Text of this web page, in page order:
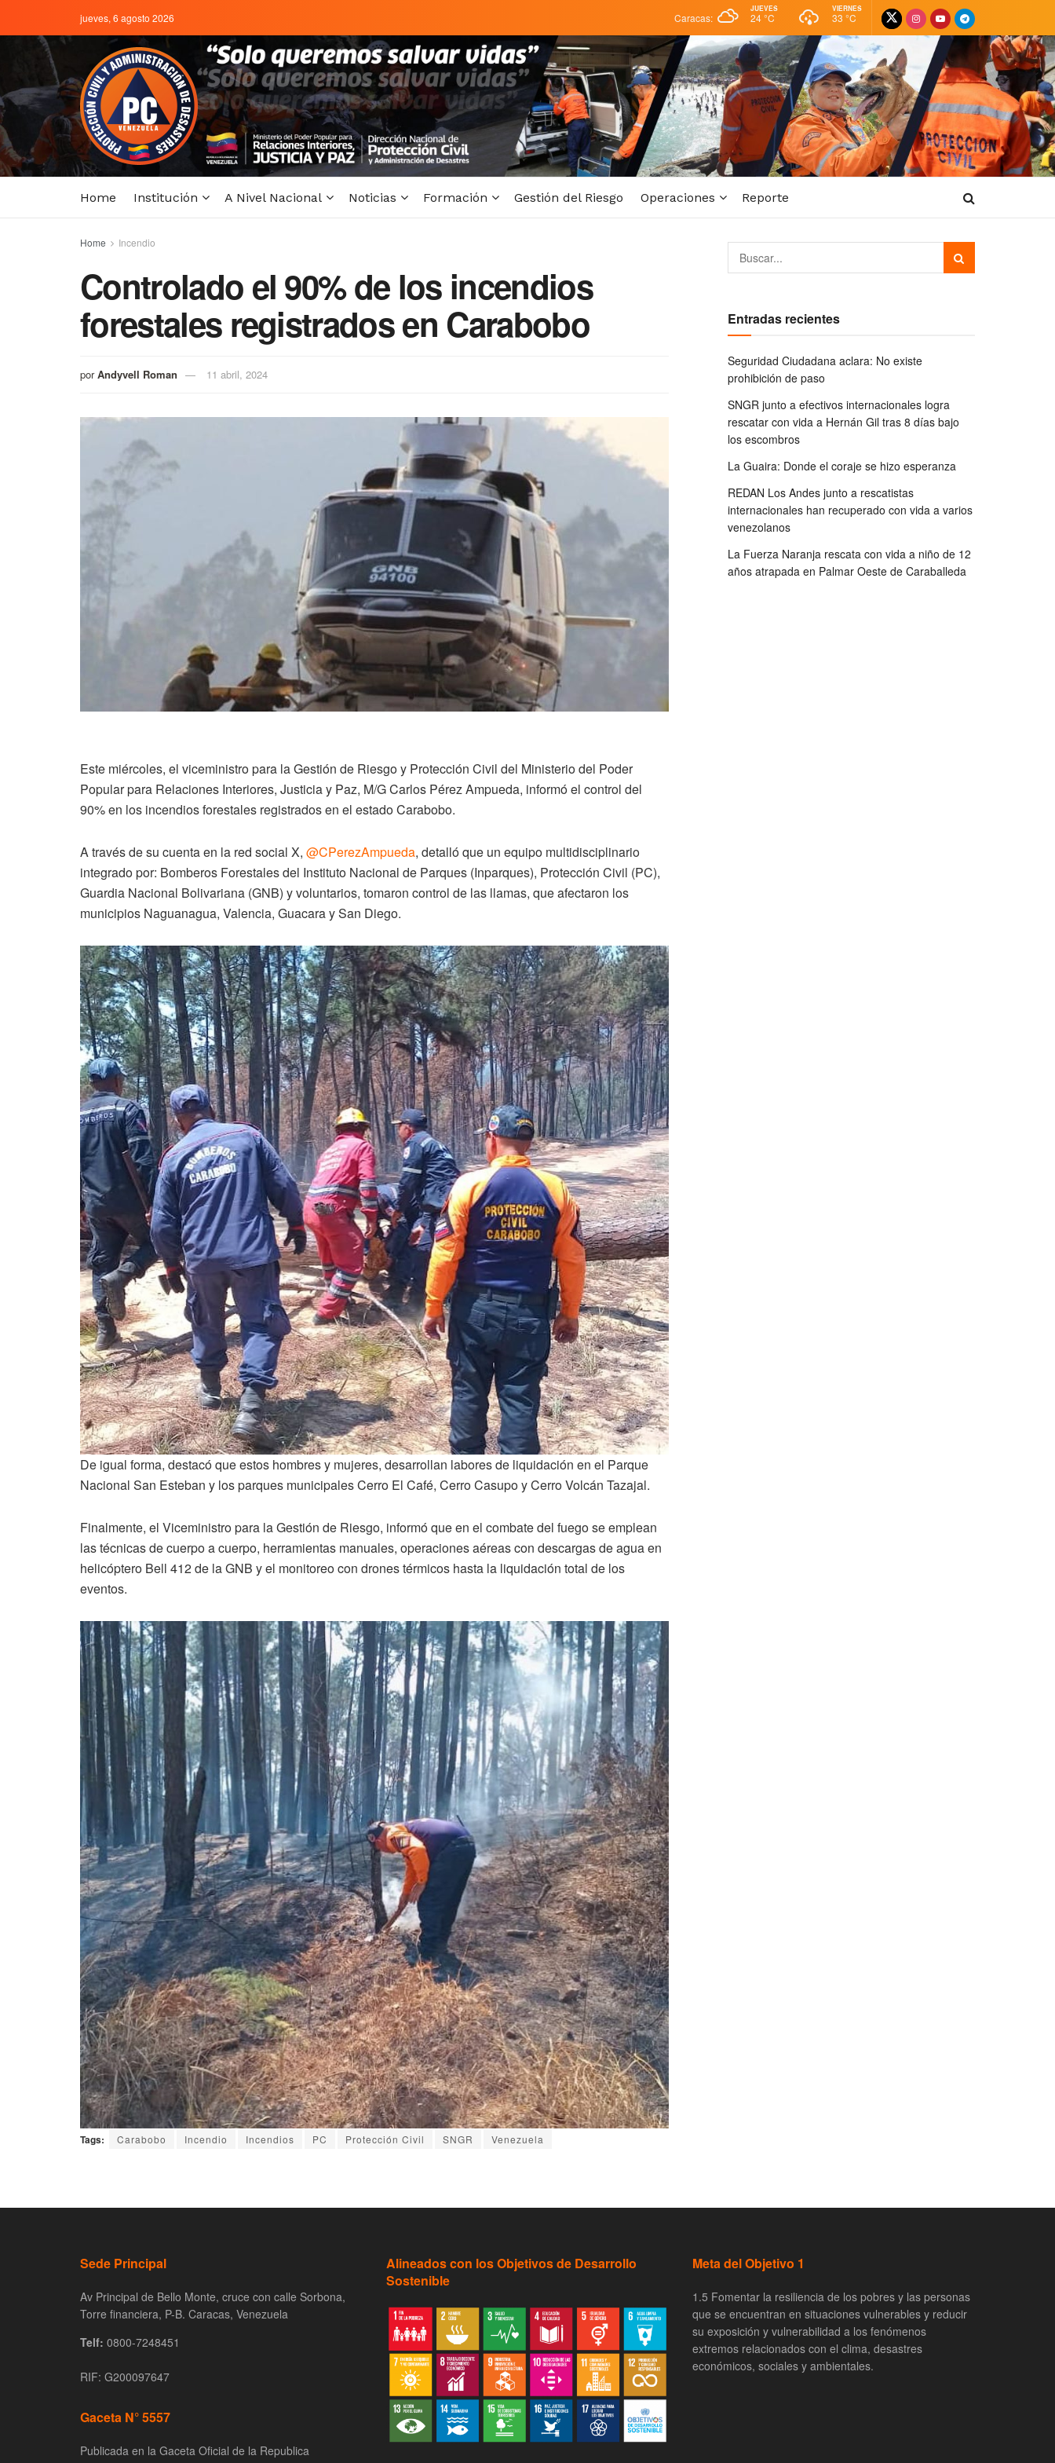
jueves, 6 agosto 2026 Caracas:
JUEVES
24 °C
VIERNES
33 °C
Home Institución A Nivel Nacional Noticias Formación Gestión del Riesgo Operaciones Reporte
Home Incendio
Controlado el 90% de los incendios
forestales registrados en Carabobo
por Andyvell Roman 11 abril, 2024
Este miércoles, el viceministro para la Gestión de Riesgo y Protección Civil del Ministerio del Poder
Popular para Relaciones Interiores, Justicia y Paz, M/G Carlos Pérez Ampueda, informó el control del
90% en los incendios forestales registrados en el estado Carabobo.
A través de su cuenta en la red social X, @CPerezAmpueda, detalló que un equipo multidisciplinario
integrado por: Bomberos Forestales del Instituto Nacional de Parques (Inparques), Protección Civil (PC),
Guardia Nacional Bolivariana (GNB) y voluntarios, tomaron control de las llamas, que afectaron los
municipios Naguanagua, Valencia, Guacara y San Diego.
De igual forma, destacó que estos hombres y mujeres, desarrollan labores de liquidación en el Parque
Nacional San Esteban y los parques municipales Cerro El Café, Cerro Casupo y Cerro Volcán Tazajal.
Finalmente, el Viceministro para la Gestión de Riesgo, informó que en el combate del fuego se emplean
las técnicas de cuerpo a cuerpo, herramientas manuales, operaciones aéreas con descargas de agua en
helicóptero Bell 412 de la GNB y el monitoreo con drones térmicos hasta la liquidación total de los
eventos.
Tags: Carabobo Incendio Incendios PC Protección Civil SNGR Venezuela
Entradas recientes
Seguridad Ciudadana aclara: No existe
prohibición de paso
SNGR junto a efectivos internacionales logra
rescatar con vida a Hernán Gil tras 8 días bajo
los escombros
La Guaira: Donde el coraje se hizo esperanza
REDAN Los Andes junto a rescatistas
internacionales han recuperado con vida a varios
venezolanos
La Fuerza Naranja rescata con vida a niño de 12
años atrapada en Palmar Oeste de Caraballeda
Sede Principal
Av Principal de Bello Monte, cruce con calle Sorbona,
Torre financiera, P-B. Caracas, Venezuela
Telf: 0800-7248451
RIF: G200097647
Gaceta N° 5557
Publicada en la Gaceta Oficial de la Republica
Alineados con los Objetivos de Desarrollo
Sostenible
Meta del Objetivo 1
1.5 Fomentar la resiliencia de los pobres y las personas
que se encuentran en situaciones vulnerables y reducir
su exposición y vulnerabilidad a los fenómenos
extremos relacionados con el clima, desastres
económicos, sociales y ambientales.